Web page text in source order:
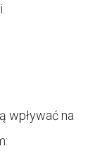
wpływać na